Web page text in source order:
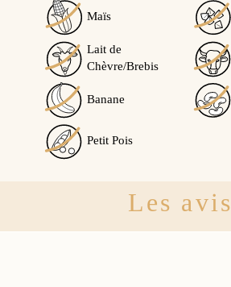
Maïs
Lait de
Chèvre/Brebis
Banane
Petit Pois
Les avis